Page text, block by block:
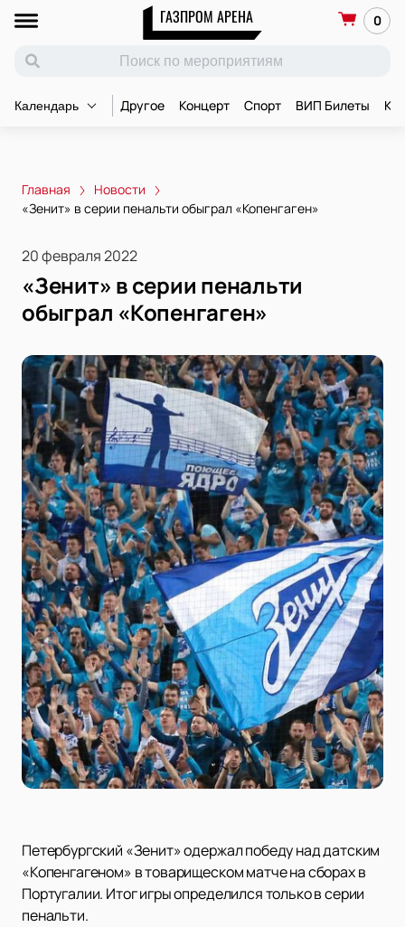
ГАЗПРОМ АРЕНА 0
Календарь Другое Концерт Спорт ВИП Билеты
Главная
Новости
«Зенит» в серии пенальти обыграл «Копенгаген»
20 февраля 2022
«Зенит» в серии пенальти
обыграл «Копенгаген»
Петербургский «Зенит» одержал победу над датским
«Копенгагеном» в товарищеском матче на сборах в
Португалии. Итог игры определился только в серии
пенальти.